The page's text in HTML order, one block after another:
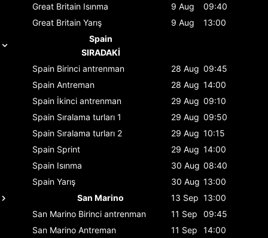
Great Britain Isınma 9 Aug
09:40
Great Britain Yarış 9 Aug
13:00
Spain
SIRADAKİ
Spain Birinci antrenman 28 Aug 09:45
Spain Antreman 28 Aug 14:00
Spain İkinci antrenman 29 Aug 09:10
Spain Sıralama turları 1 29 Aug 09:50
Spain Sıralama turları 2 29 Aug 10:15
Spain Sprint 29 Aug 14:00
Spain Isınma 30 Aug 08:40
Spain Yarış 30 Aug 13:00
San Marino
13 Sep 13:00
San Marino Birinci antrenman 11 Sep
09:45
San Marino Antreman 11 Sep
14:00